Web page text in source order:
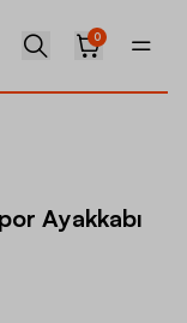
0
Ayakkabı